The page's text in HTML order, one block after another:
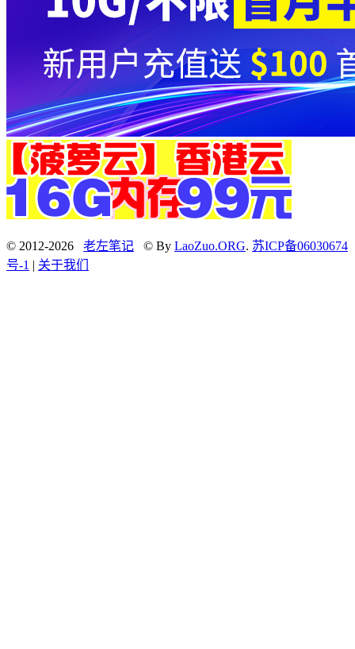
© 2012-2026 老左笔记 © By LaoZuo.ORG. 苏ICP备06030674
号-1 | 关于我们